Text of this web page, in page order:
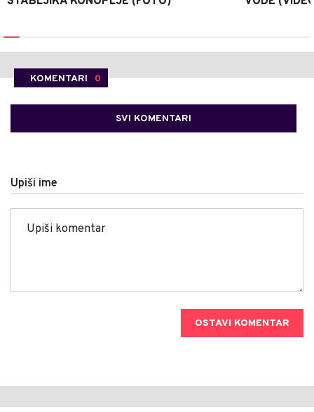
KOMENTARI 0
SVI KOMENTARI
Upiši ime
OSTAVI KOMENTAR